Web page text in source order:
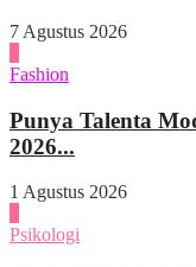
7 Agustus 2026
Fashion
Punya Talenta
2026...
1 Agustus 2026
Psikologi